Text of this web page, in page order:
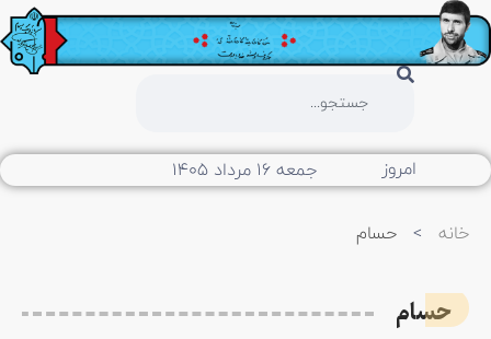
امروز جمعه ۱۶ مرداد ۱۴۰۵
خانه > حسام
حسام